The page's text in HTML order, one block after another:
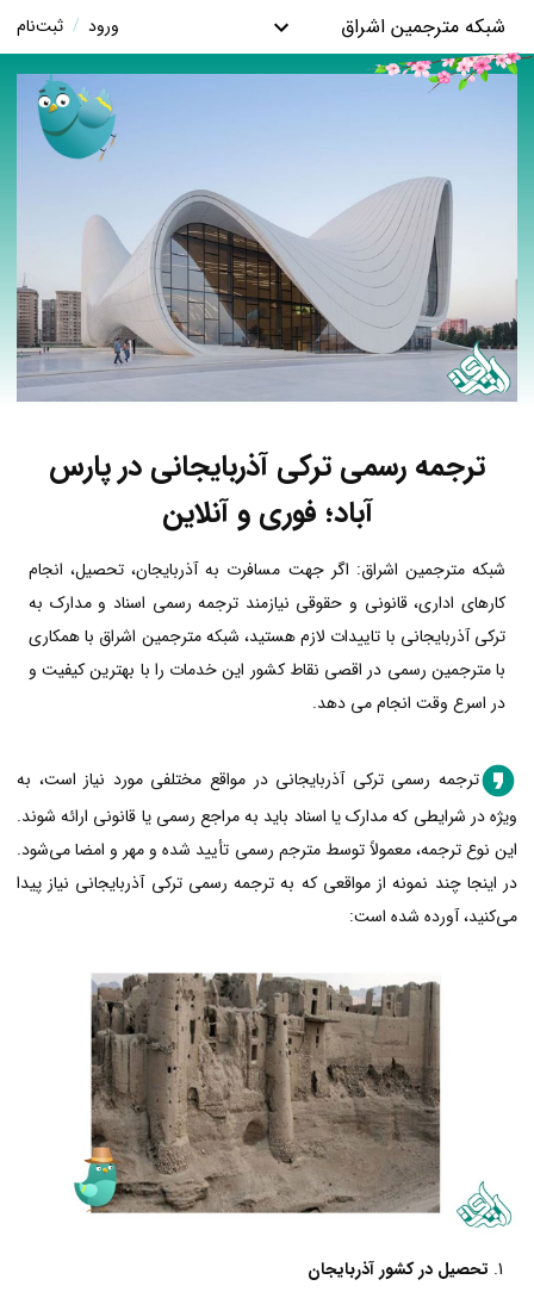
شبکه مترجمین اشراق ورود / ثبت‌نام
ترجمه رسمی ترکی آذربایجانی در پارس
آباد؛ فوری و آنلاین
شبکه مترجمین اشراق: اگر جهت مسافرت به آذربایجان، تحصیل، انجام
کارهای اداری، قانونی و حقوقی نیازمند ترجمه رسمی اسناد و مدارک به
ترکی آذربایجانی با تاییدات لازم هستید، شبکه مترجمین اشراق با همکاری
با مترجمین رسمی در اقصی نقاط کشور این خدمات را با بهترین کیفیت و
در اسرع وقت انجام می دهد.
ترجمه رسمی ترکی آذربایجانی در مواقع مختلفی مورد نیاز است، به
ویژه در شرایطی که مدارک یا اسناد باید به مراجع رسمی یا قانونی ارائه شوند.
این نوع ترجمه، معمولاً توسط مترجم رسمی تأیید شده و مهر و امضا می‌شود.
در اینجا چند نمونه از مواقعی که به ترجمه رسمی ترکی آذربایجانی نیاز پیدا
می‌کنید، آورده شده است:
تحصیل در کشور آذربایجان